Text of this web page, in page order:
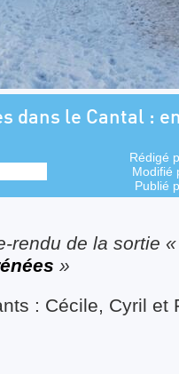
dans le Cantal :
Rédigé
Modifié
Publié
rendu de la sortie
»
: Cécile, Cyril et